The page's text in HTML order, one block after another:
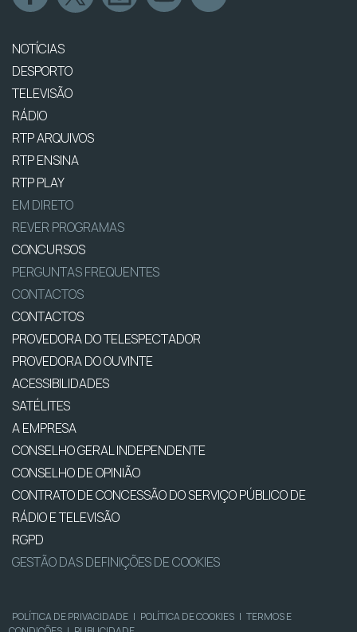
NOTÍCIAS
DESPORTO
TELEVISÃO
RÁDIO
RTP ARQUIVOS
RTP ENSINA
RTP PLAY
EM DIRETO
REVER PROGRAMAS
CONCURSOS
PERGUNTAS FREQUENTES
CONTACTOS
CONTACTOS
PROVEDORA DO TELESPECTADOR
PROVEDORA DO OUVINTE
ACESSIBILIDADES
SATÉLITES
A EMPRESA
CONSELHO GERAL INDEPENDENTE
CONSELHO DE OPINIÃO
CONTRATO DE CONCESSÃO DO SERVIÇO PÚBLICO DE
RÁDIO E TELEVISÃO
RGPD
GESTÃO DAS DEFINIÇÕES DE COOKIES
POLÍTICA DE PRIVACIDADE | POLÍTICA DE COOKIES | TERMOS E